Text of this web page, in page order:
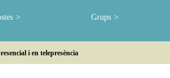
Grups
i en telepresència